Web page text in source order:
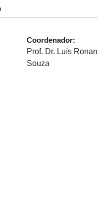
Coordenador:
Prof. Dr. Luís
Souza